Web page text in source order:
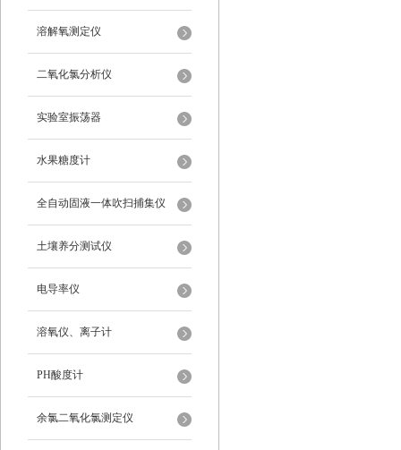
溶解氧测定仪
二氧化氯分析仪
实验室振荡器
水果糖度计
全自动固液一体吹扫捕集仪
土壤养分测试仪
电导率仪
溶氧仪、离子计
PH酸度计
余氯二氧化氯测定仪